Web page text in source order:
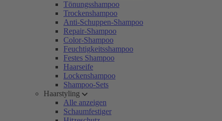
Tönungsshampoo
Trockenshampoo
Anti-Schuppen-Shampoo
Repair-Shampoo
Color-Shampoo
Feuchtigkeitsshampoo
Festes Shampoo
Haarseife
Lockenshampoo
Shampoo-Sets
Haarstyling
Alle anzeigen
Schaumfestiger